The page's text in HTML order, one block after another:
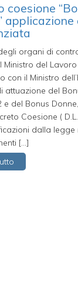
coesione
organi di
Ministro del
con il Ministro
attuazione del
e del Bonus
Coesione (
dalla legge
[…]